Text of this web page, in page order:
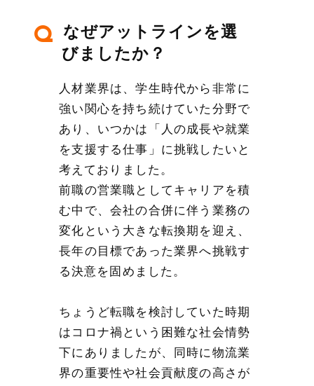
Q
なぜアットラインを選
びましたか？
人材業界は、学生時代から非常に
強い関心を持ち続けていた分野で
あり、いつかは「人の成長や就業
を支援する仕事」に挑戦したいと
考えておりました。
前職の営業職としてキャリアを積
む中で、会社の合併に伴う業務の
変化という大きな転換期を迎え、
長年の目標であった業界へ挑戦す
る決意を固めました。
ちょうど転職を検討していた時期
はコロナ禍という困難な社会情勢
下にありましたが、同時に物流業
界の重要性や社会貢献度の高さが